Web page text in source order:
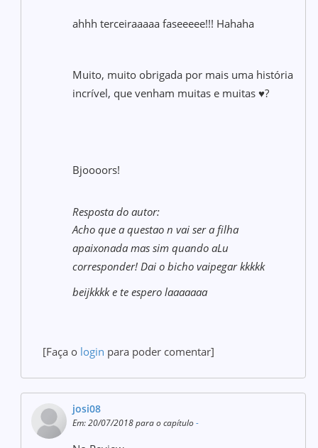
ahhh terceiraaaaa faseeeee!!! Hahaha
Muito, muito obrigada por mais uma história
incrível, que venham muitas e muitas ♥?
Bjoooors!
Resposta do autor:
Acho que a questao n vai ser a filha
apaixonada mas sim quando aLu
corresponder! Dai o bicho vaipegar kkkkk
beijkkkk e te espero laaaaaaa
[Faça o login para poder comentar]
josi08
Em: 20/07/2018 para o capítulo-